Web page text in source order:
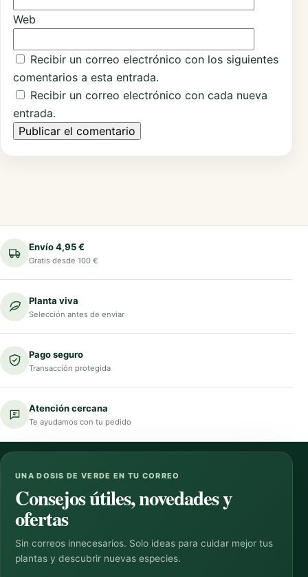
Web
Recibir un correo electrónico con los siguientes
comentarios a esta entrada.
Recibir un correo electrónico con cada nueva
entrada.
Envío 4,95 €
Gratis desde 100 €
Planta viva
Selección antes de enviar
Pago seguro
Transacción protegida
Atención cercana
Te ayudamos con tu pedido
UNA DOSIS DE VERDE EN TU CORREO
Consejos útiles, novedades y
ofertas
Sin correos innecesarios. Solo ideas para cuidar mejor tus
plantas y descubrir nuevas especies.